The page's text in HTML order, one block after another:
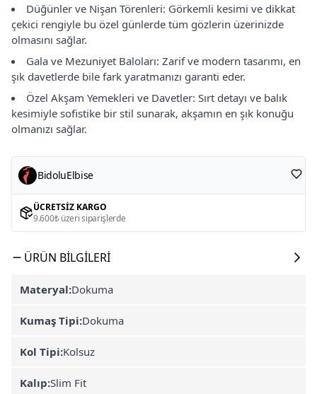
Düğünler ve Nişan Törenleri: Görkemli kesimi ve dikkat
çekici rengiyle bu özel günlerde tüm gözlerin üzerinizde
olmasını sağlar.
Gala ve Mezuniyet Baloları: Zarif ve modern tasarımı, en
şık davetlerde bile fark yaratmanızı garanti eder.
Özel Akşam Yemekleri ve Davetler: Sırt detayı ve balık
kesimiyle sofistike bir stil sunarak, akşamın en şık konuğu
olmanızı sağlar.
BidoluElbise
ÜCRETSIZ KARGO
9.600₺ üzeri siparişlerde
ÜRÜN BILGILERI
Materyal:Dokuma
Kumaş Tipi:Dokuma
Kol Tipi:Kolsuz
Kalıp:Slim Fit